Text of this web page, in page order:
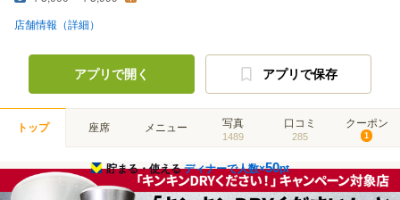
店舗情報（詳細）
アプリで開く アプリで保存
トップ 座席 メニュー 写真
1489
口コミ
285
クーポン
1
貯まる・使えるディナーで人数×50pt